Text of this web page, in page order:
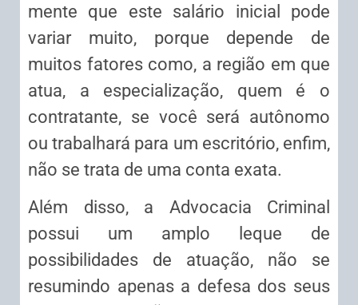
mente que este salário inicial pode
variar muito, porque depende de
muitos fatores como, a região em que
atua, a especialização, quem é o
contratante, se você será autônomo
ou trabalhará para um escritório, enfim,
não se trata de uma conta exata.
Além disso, a Advocacia Criminal
possui um amplo leque de
possibilidades de atuação, não se
resumindo apenas a defesa dos seus